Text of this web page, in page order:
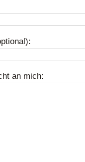
an mich: